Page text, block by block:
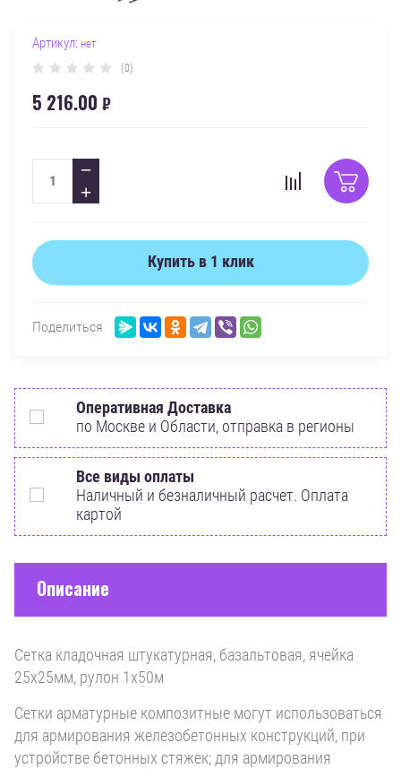
Артикул: нет
(0)
5 216.00 ₽
−
+
Купить в 1 клик
Поделиться
Оперативная Доставка
по Москве и Области, отправка в регионы
Все виды оплаты
Наличный и безналичный расчет. Оплата
картой
Описание
Сетка кладочная штукатурная, базальтовая, ячейка
25х25мм, рулон 1х50м
Сетки арматурные композитные могут использоваться
для армирования железобетонных конструкций, при
устройстве бетонных стяжек; для армирования